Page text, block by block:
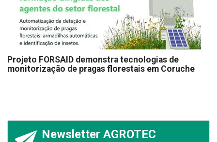
Projeto FORSAID demonstra tecnologias de
monitorização de pragas florestais em Coruche
Newsletter AGROTEC